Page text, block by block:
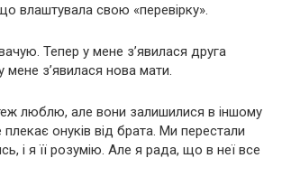
влаштувала свою «перевірку».
Тепер у мене з’явилася друга
мене з’явилася нова мати.
люблю, але вони залишилися в іншому
плекає онуків від брата. Ми перестали
і я її розумію. Але я рада, що в неї все